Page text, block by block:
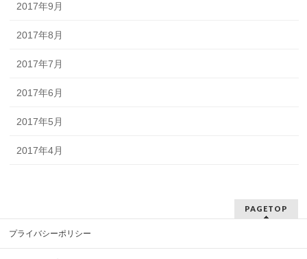
2017年9月
2017年8月
2017年7月
2017年6月
2017年5月
2017年4月
PAGETOP
プライバシーポリシー